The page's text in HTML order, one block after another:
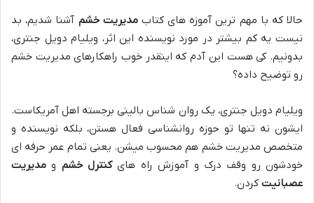
حالا که با مهم ترین آموزه های کتابمدیریت خشم آشنا شدیم، بد
نیست یه کم بیشتر در مورد نویسنده این اثر، ویلیام دویل جنتری،
بدونیم. کی هست این آدم که اینقدر خوب راهکارهای مدیریت خشم
رو توضیح داده؟
ویلیام دویل جنتری، یک روان شناس بالینی برجسته اهل آمریکاست.
ایشون نه تنها تو حوزه روانشناسی فعال هستن، بلکه نویسنده و
متخصص مدیریت خشم هم محسوب میشن. یعنی تمام عمر حرفه ای
خودشون رو وقف درک و آموزش راه هایکنترل خشم و مدیریت
عصبانیت کردن.